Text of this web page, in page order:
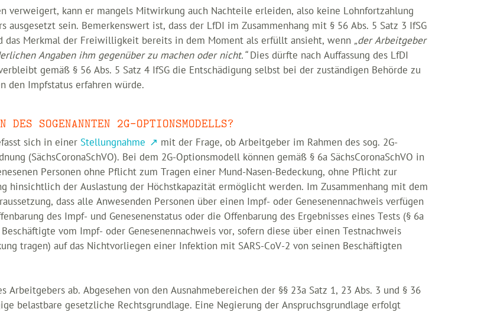
verweigert, kann er mangels Mitwirkung auch Nachteile erleiden, also keine Lohnfortzahlung
ausgesetzt sein. Bemerkenswert ist, dass der LfDI im Zusammenhang mit § 56 Abs. 5 Satz 3 IfSG
das Merkmal der Freiwilligkeit bereits in dem Moment als erfüllt ansieht, wenn „der Arbeitgeber
Angaben ihm gegenüber zu machen oder nicht.“ Dies dürfte nach Auffassung des LfDI
gemäß § 56 Abs. 5 Satz 4 IfSG die Entschädigung selbst bei der zuständigen Behörde zu
den Impfstatus erfahren würde.
DES SOGENANNTEN 2G-OPTIONSMODELLS?
sich in einer Stellungnahme
mit der Frage, ob Arbeitgeber im Rahmen des sog. 2G-
(SächsCoronaSchVO). Bei dem 2G-Optionsmodell können gemäß § 6a SächsCoronaSchVO in
Personen ohne Pflicht zum Tragen einer Mund-Nasen-Bedeckung, ohne Pflicht zur
hinsichtlich der Auslastung der Höchstkapazität ermöglicht werden. Im Zusammenhang mit dem
dass alle Anwesenden Personen über einen Impf- oder Genesenennachweis verfügen
des Impf- und Genesenenstatus oder die Offenbarung des Ergebnisses eines Tests (§ 6a
vom Impf- oder Genesenennachweis vor, sofern diese über einen Testnachweis
tragen) auf das Nichtvorliegen einer Infektion mit SARS-CoV-2 von seinen Beschäftigten
Arbeitgebers ab. Abgesehen von den Ausnahmebereichen der §§ 23a Satz 1, 23 Abs. 3 und § 36
belastbare gesetzliche Rechtsgrundlage. Eine Negierung der Anspruchsgrundlage erfolgt